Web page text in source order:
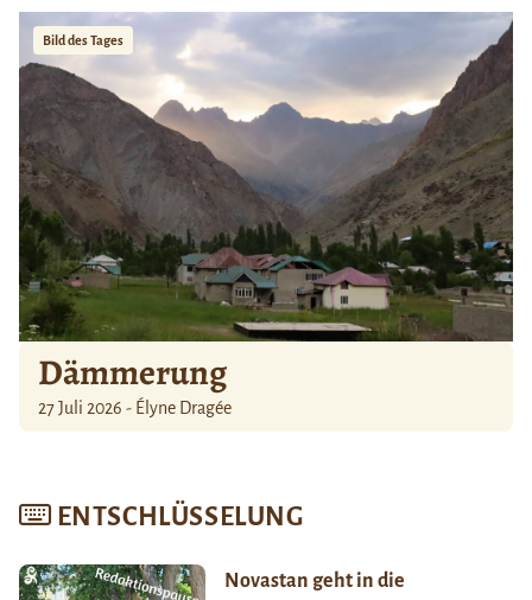
Bild des Tages
Dämmerung
27 Juli 2026 - Élyne Dragée
ENTSCHLÜSSELUNG
Novastan geht in die